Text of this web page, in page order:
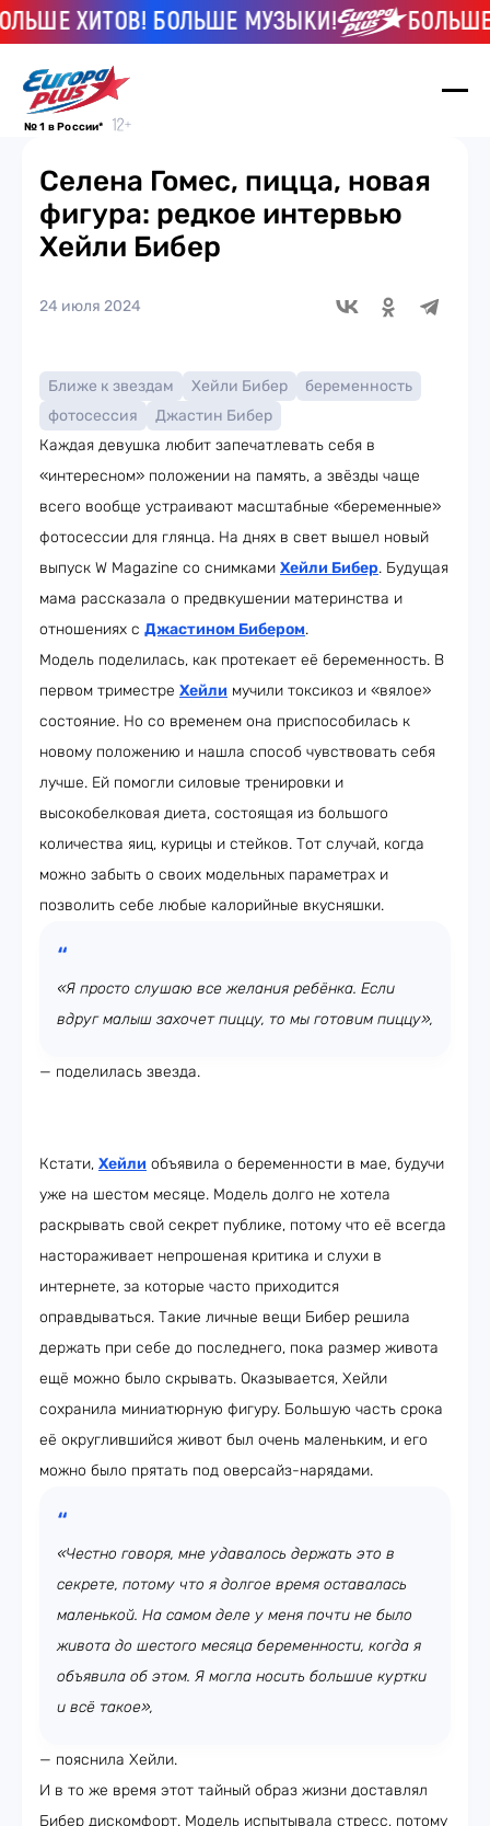
ХИТОВ! БОЛЬШЕ МУЗЫКИ! БОЛЬШЕ
№ 1 в России*
Селена Гомес, пицца, новая
фигура: редкое интервью
Хейли Бибер
24 июля 2024
Ближе к звездам Хейли Бибер
беременность
фотосессия
Джастин Бибер
Каждая девушка любит запечатлевать себя в
«интересном» положении на память, а звёзды чаще
всего вообще устраивают масштабные «беременные»
фотосессии для глянца. На днях в свет вышел новый
выпуск W Magazine со снимками Хейли Бибер. Будущая
мама рассказала о предвкушении материнства и
отношениях с Джастином Бибером.
Модель поделилась, как протекает её беременность. В
первом триместре Хейли мучили токсикоз и «вялое»
состояние. Но со временем она приспособилась к
новому положению и нашла способ чувствовать себя
лучше. Ей помогли силовые тренировки и
высокобелковая диета, состоящая из большого
количества яиц, курицы и стейков. Тот случай, когда
можно забыть о своих модельных параметрах и
позволить себе любые калорийные вкусняшки.
«Я просто слушаю все желания ребёнка. Если
вдруг малыш захочет пиццу, то мы готовим пиццу»,
— поделилась звезда.
Кстати, Хейли объявила о беременности в мае, будучи
уже на шестом месяце. Модель долго не хотела
раскрывать свой секрет публике, потому что её всегда
настораживает непрошеная критика и слухи в
интернете, за которые часто приходится
оправдываться. Такие личные вещи Бибер решила
держать при себе до последнего, пока размер живота
ещё можно было скрывать. Оказывается, Хейли
сохранила миниатюрную фигуру. Большую часть срока
её округлившийся живот был очень маленьким, и его
можно было прятать под оверсайз-нарядами.
«Честно говоря, мне удавалось держать это в
секрете, потому что я долгое время оставалась
маленькой. На самом деле у меня почти не было
живота до шестого месяца беременности, когда я
объявила об этом. Я могла носить большие куртки
и всё такое»,
— пояснила Хейли.
И в то же время этот тайный образ жизни доставлял
Бибер дискомфорт. Модель испытывала стресс, потому